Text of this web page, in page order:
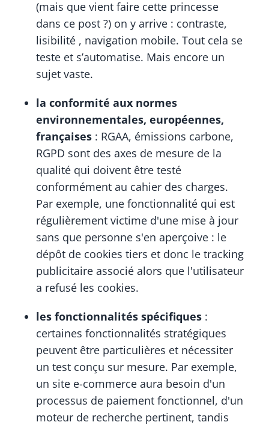
(mais que vient faire cette princesse
dans ce post ?) on y arrive : contraste,
lisibilité , navigation mobile. Tout cela se
teste et s’automatise. Mais encore un
sujet vaste.
la conformité aux normes
environnementales, européennes,
françaises : RGAA, émissions carbone,
RGPD sont des axes de mesure de la
qualité qui doivent être testé
conformément au cahier des charges.
Par exemple, une fonctionnalité qui est
régulièrement victime d'une mise à jour
sans que personne s'en aperçoive : le
dépôt de cookies tiers et donc le tracking
publicitaire associé alors que l'utilisateur
a refusé les cookies.
les fonctionnalités spécifiques :
certaines fonctionnalités stratégiques
peuvent être particulières et nécessiter
un test conçu sur mesure. Par exemple,
un site e-commerce aura besoin d'un
processus de paiement fonctionnel, d'un
moteur de recherche pertinent, tandis